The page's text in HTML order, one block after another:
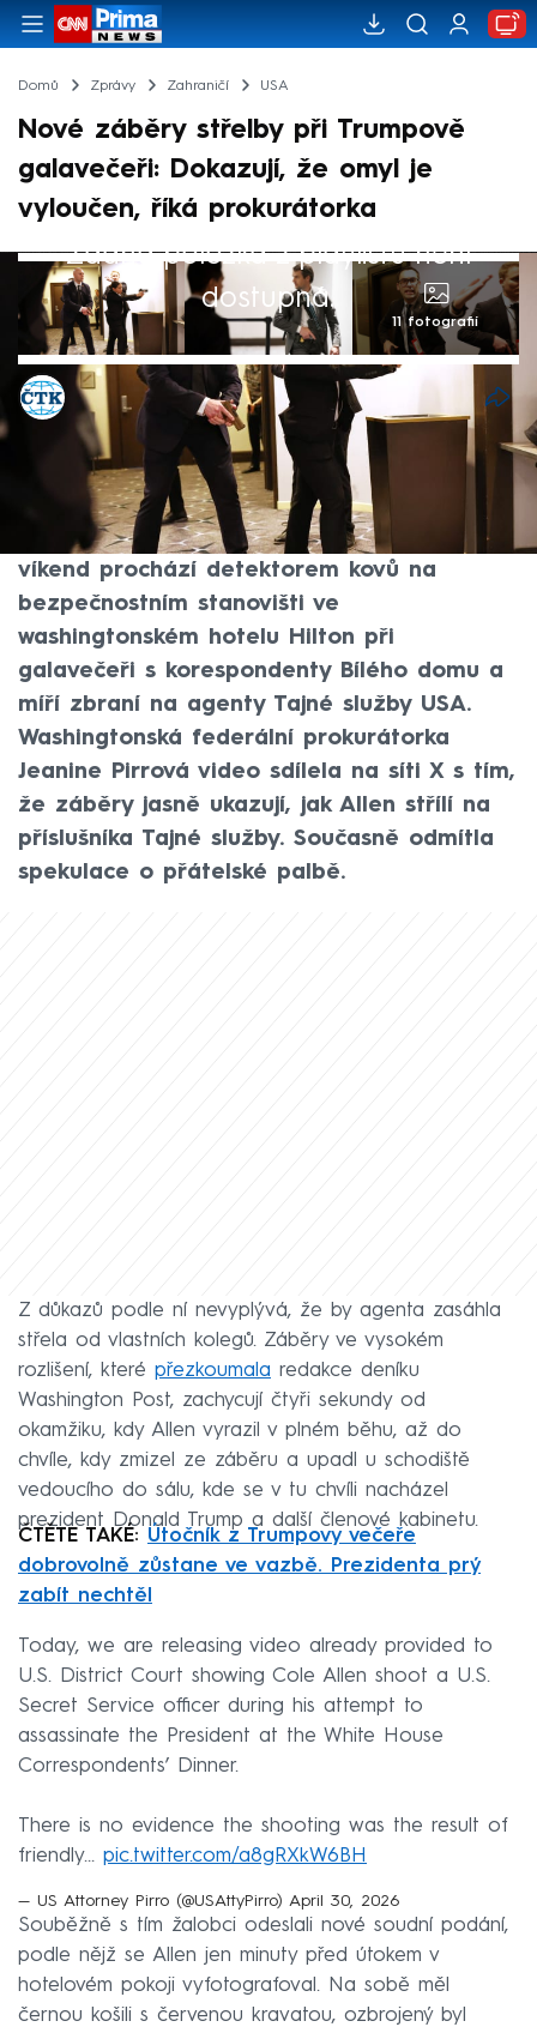
Domů Zprávy Zahraničí USA
Nové záběry střelby při Trumpově
galavečeři: Dokazují, že omyl je
vyloučen, říká prokurátorka
Žádná položka z playlistu není
dostupná.
11 fotografií
ČTK
1. kvě 2026, 08:00
Americké úřady zveřejnily záběry
bezpečnostních kamer zachycující údajného
útočníka Colea Tomase Allena, jak minulý
víkend prochází detektorem kovů na
bezpečnostním stanovišti ve
washingtonském hotelu Hilton při
galavečeři s korespondenty Bílého domu a
míří zbraní na agenty Tajné služby USA.
Washingtonská federální prokurátorka
Jeanine Pirrová video sdílela na síti X s tím,
že záběry jasně ukazují, jak Allen střílí na
příslušníka Tajné služby. Současně odmítla
spekulace o přátelské palbě.
Z důkazů podle ní nevyplývá, že by agenta zasáhla
střela od vlastních kolegů. Záběry ve vysokém
rozlišení, které přezkoumala redakce deníku
Washington Post, zachycují čtyři sekundy od
okamžiku, kdy Allen vyrazil v plném běhu, až do
chvíle, kdy zmizel ze záběru a upadl u schodiště
vedoucího do sálu, kde se v tu chvíli nacházel
prezident Donald Trump a další členové kabinetu.
ČTĚTE TAKÉ: Útočník z Trumpovy večeře
dobrovolně zůstane ve vazbě. Prezidenta prý
zabít nechtěl
Today, we are releasing video already provided to
U.S. District Court showing Cole Allen shoot a U.S.
Secret Service officer during his attempt to
assassinate the President at the White House
Correspondents’ Dinner.
There is no evidence the shooting was the result of
friendly… pic.twitter.com/a8gRXkW6BH
— US Attorney Pirro (@USAttyPirro) April 30, 2026
Souběžně s tím žalobci odeslali nové soudní podání,
podle nějž se Allen jen minuty před útokem v
hotelovém pokoji vyfotografoval. Na sobě měl
černou košili s červenou kravatou, ozbrojený byl